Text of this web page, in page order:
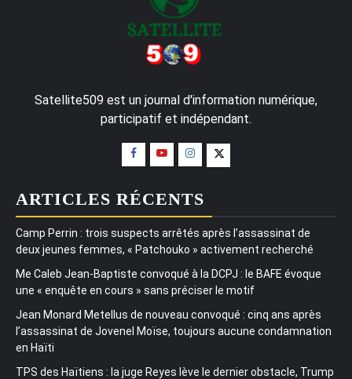
Satellite509 est un journal d'information numérique,
participatif et indépendant.
ARTICLES RÉCENTS
Camp Perrin : trois suspects arrêtés après l’assassinat de
deux jeunes femmes, « Patchouko » activement recherché
Me Caleb Jean-Baptiste convoqué à la DCPJ : le BAFE évoque
une « enquête en cours » sans préciser le motif
Jean Monard Metellus de nouveau convoqué : cinq ans après
l’assassinat de Jovenel Moïse, toujours aucune condamnation
en Haïti
TPS des Haïtiens : la juge Reyes lève le dernier obstacle, Trump